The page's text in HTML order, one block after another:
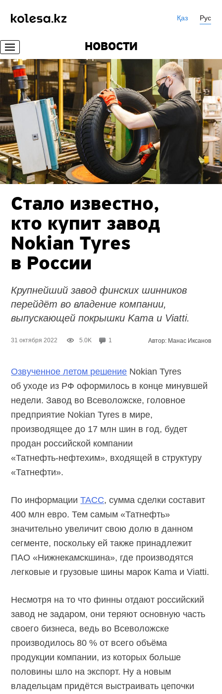
Қаз Рус
НОВОСТИ
Стало известно,
кто купит завод
Nokian Tyres
в России
Крупнейший завод финских шинников
перейдёт во владение компании,
выпускающей покрышки Kama и Viatti.
31 октября 2022 5.0K 1 Автор: Манас Иксанов
Озвученное летом решение Nokian Tyres
об уходе из РФ оформилось в конце минувшей
недели. Завод во Всеволожске, головное
предприятие Nokian Tyres в мире,
производящее до 17 млн шин в год, будет
продан российской компании
«Татнефть-нефтехим», входящей в структуру
«Татнефти».
По информацииТАСС, сумма сделки составит
400 млн евро. Тем самым «Татнефть»
значительно увеличит свою долю в данном
сегменте, поскольку ей также принадлежит
ПАО «Нижнекамскшина», где производятся
легковые и грузовые шины марок Kama и Viatti.
Несмотря на то что финны отдают российский
завод не задаром, они теряют основную часть
своего бизнеса, ведь во Всеволожске
производилось 80 % от всего объёма
продукции компании, из которых больше
половины шло на экспорт. Ну а новым
владельцам придётся выстраивать цепочки